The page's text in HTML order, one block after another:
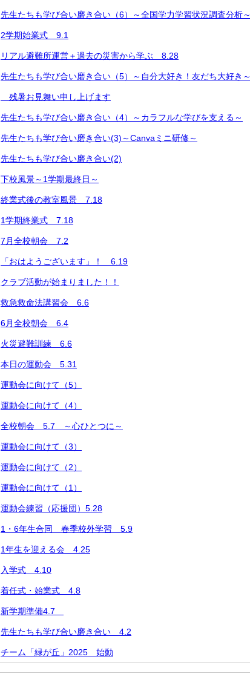
先生たちも学び合い磨き合い（6）～全国学力学習状況調査分析～
2学期始業式 9.1
リアル避難所運営＋過去の災害から学ぶ 8.28
先生たちも学び合い磨き合い（5）～自分大好き！友だち大好き～
残暑お見舞い申し上げます
先生たちも学び合い磨き合い（4）～カラフルな学びを支える～
先生たちも学び合い磨き合い(3)～Canvaミニ研修～
先生たちも学び合い磨き合い(2)
下校風景～1学期最終日～
終業式後の教室風景 7.18
1学期終業式 7.18
7月全校朝会 7.2
「おはようございます」！ 6.19
クラブ活動が始まりました！！
救急救命法講習会 6.6
6月全校朝会 6.4
火災避難訓練 6.6
本日の運動会 5.31
運動会に向けて（5）
運動会に向けて（4）
全校朝会 5.7 ～心ひとつに～
運動会に向けて（3）
運動会に向けて（2）
運動会に向けて（1）
運動会練習（応援団）5.28
1・6年生合同 春季校外学習 5.9
1年生を迎える会 4.25
入学式 4.10
着任式・始業式 4.8
新学期準備4.7
先生たちも学び合い磨き合い 4.2
チーム「緑が丘」2025 始動